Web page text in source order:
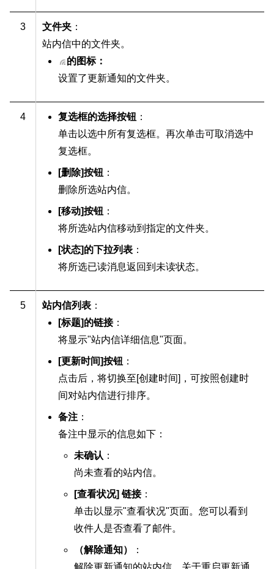
3 文件夹 ：
站内信中的文件夹。
的图标：
设置了更新通知的文件夹。
4 复选框的选择按钮 ：
单击以选中所有复选框。再次单击可取消选中
复选框。
[删除]按钮 ：
删除所选站内信。
[移动]按钮 ：
将所选站内信移动到指定的文件夹。
[状态]的下拉列表 ：
将所选已读消息返回到未读状态。
5 站内信列表 ：
[标题]的链接：
将显示"站内信详细信息"页面。
[更新时间]按钮 ：
点击后，将切换至[创建时间]，可按照创建时
间对站内信进行排序。
备注 ：
备注中显示的信息如下：
未确认 ：
尚未查看的站内信。
[查看状况] 链接：
单击以显示"查看状况"页面。您可以看到
收件人是否查看了邮件。
（解除通知）
：
解除更新通知的站内信。关于重启更新通